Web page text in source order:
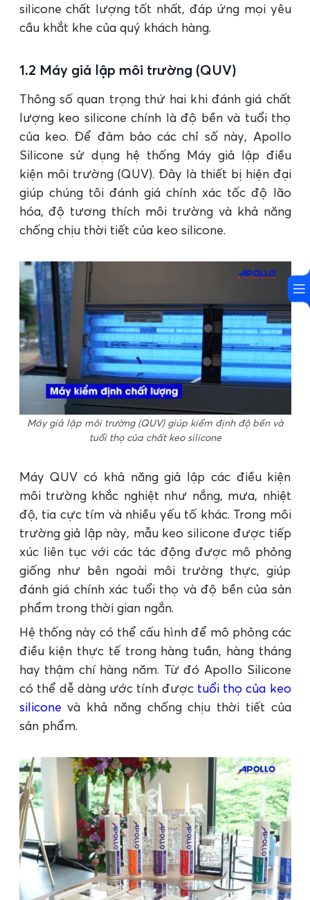
silicone chất lượng tốt nhất, đáp ứng mọi yêu
cầu khắt khe của quý khách hàng.
1.2 Máy giả lập môi trường (QUV)
Thông số quan trọng thứ hai khi đánh giá chất
lượng keo silicone chính là độ bền và tuổi thọ
của keo. Để đảm bảo các chỉ số này, Apollo
Silicone sử dụng hệ thống Máy giả lập điều
kiện môi trường (QUV). Đây là thiết bị hiện đại
giúp chúng tôi đánh giá chính xác tốc độ lão
hóa, độ tương thích môi trường và khả năng
chống chịu thời tiết của keo silicone.
Máy giả lập môi trường (QUV) giúp kiểm định độ bền và
tuổi thọ của chất keo silicone
Máy QUV có khả năng giả lập các điều kiện
môi trường khắc nghiệt như nắng, mưa, nhiệt
độ, tia cực tím và nhiều yếu tố khác. Trong môi
trường giả lập này, mẫu keo silicone được tiếp
xúc liên tục với các tác động được mô phỏng
giống như bên ngoài môi trường thực, giúp
đánh giá chính xác tuổi thọ và độ bền của sản
phẩm trong thời gian ngắn.
Hệ thống này có thể cấu hình để mô phỏng các
điều kiện thực tế trong hàng tuần, hàng tháng
hay thậm chí hàng năm. Từ đó Apollo Silicone
có thể dễ dàng ước tính được tuổi thọ của keo
silicone và khả năng chống chịu thời tiết của
sản phẩm.